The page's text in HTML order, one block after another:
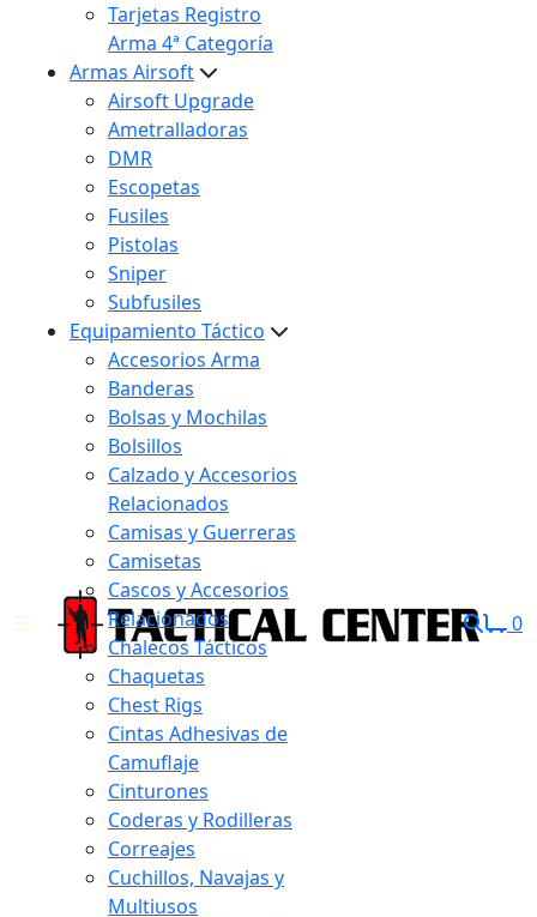
Tarjetas Registro
Arma 4ª Categoría
Armas Airsoft
Airsoft Upgrade
Ametralladoras
DMR
Escopetas
Fusiles
Pistolas
Sniper
Subfusiles
Equipamiento Táctico
Accesorios Arma
Banderas
Bolsas y Mochilas
Bolsillos
Calzado y Accesorios
Relacionados
Camisas y Guerreras
Camisetas
Cascos y Accesorios
Relacionados
Chalecos Tácticos
Chaquetas
Chest Rigs
Cintas Adhesivas de
Camuflaje
Cinturones
Coderas y Rodilleras
Correajes
Cuchillos, Navajas y
Multiusos
0